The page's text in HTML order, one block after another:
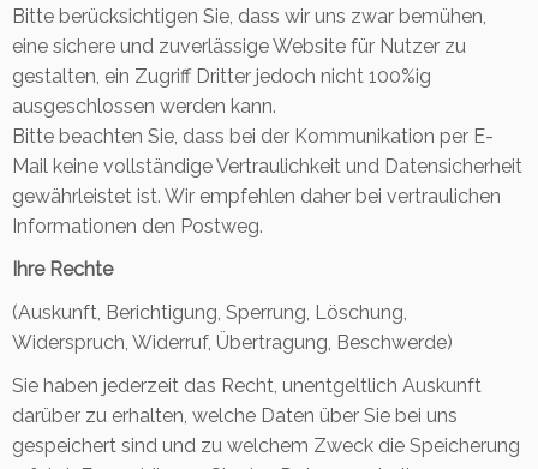
Bitte berücksichtigen Sie, dass wir uns zwar bemühen,
eine sichere und zuverlässige Website für Nutzer zu
gestalten, ein Zugriff Dritter jedoch nicht 100%ig
ausgeschlossen werden kann.
Bitte beachten Sie, dass bei der Kommunikation per E-
Mail keine vollständige Vertraulichkeit und Datensicherheit
gewährleistet ist. Wir empfehlen daher bei vertraulichen
Informationen den Postweg.
Ihre Rechte
(Auskunft, Berichtigung, Sperrung, Löschung,
Widerspruch, Widerruf, Übertragung, Beschwerde)
Sie haben jederzeit das Recht, unentgeltlich Auskunft
darüber zu erhalten, welche Daten über Sie bei uns
gespeichert sind und zu welchem Zweck die Speicherung